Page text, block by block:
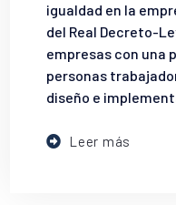
igualdad en la
del Real Decreto-
empresas con una
personas
diseño e
Leer más